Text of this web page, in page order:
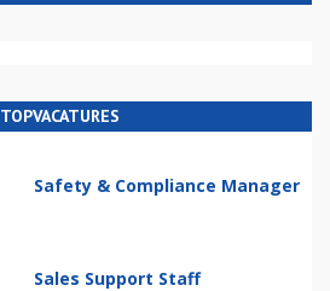
TOPVACATURES
Safety & Compliance Manager
Sales Support Staff